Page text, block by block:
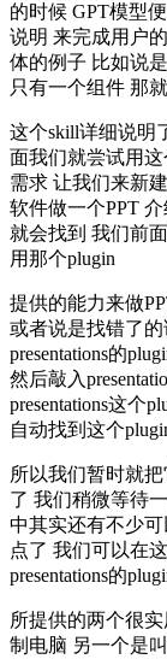
的时候 GPT模型
说明 来完成用户
体的例子 比如说是
只有一个组件 那
这个skill详细说明
面我们就尝试用这
需求 让我们来新
软件做一个PPT
就会找到 我们前
用那个plugin
提供的能力来做
或者说是找错了
presentations的
然后敲入
presentations这个
自动找到这个
所以我们暂时就
了 我们稍微等待
中其实还有不少
点了 我们可以在
presentations的
所提供的两个很实
制电脑 另一个是